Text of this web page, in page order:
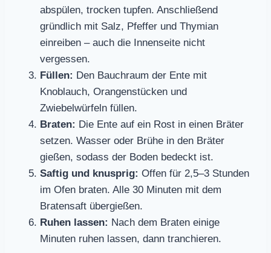
abspülen, trocken tupfen. Anschließend
gründlich mit Salz, Pfeffer und Thymian
einreiben – auch die Innenseite nicht
vergessen.
Füllen: Den Bauchraum der Ente mit
Knoblauch, Orangenstücken und
Zwiebelwürfeln füllen.
Braten: Die Ente auf ein Rost in einen Bräter
setzen. Wasser oder Brühe in den Bräter
gießen, sodass der Boden bedeckt ist.
Saftig und knusprig: Offen für 2,5–3 Stunden
im Ofen braten. Alle 30 Minuten mit dem
Bratensaft übergießen.
Ruhen lassen: Nach dem Braten einige
Minuten ruhen lassen, dann tranchieren.